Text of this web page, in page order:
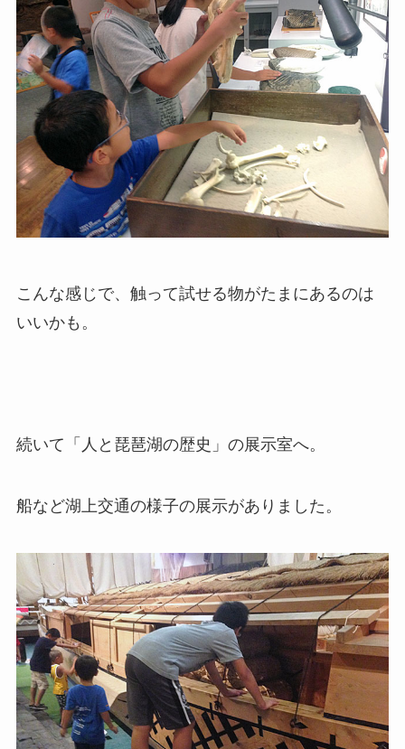
こんな感じで、触って試せる物がたまにあるのは
いいかも。
続いて「人と琵琶湖の歴史」の展示室へ。
船など湖上交通の様子の展示がありました。